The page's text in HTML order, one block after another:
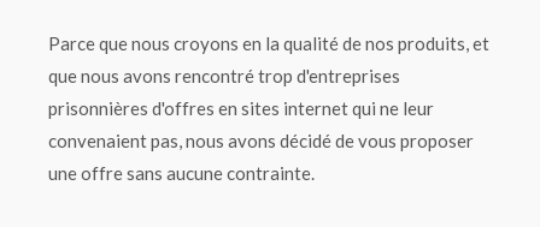
Parce que nous croyons en la qualité de nos produits, et
que nous avons rencontré trop d'entreprises
prisonnières d'offres en sites internet qui ne leur
convenaient pas, nous avons décidé de vous proposer
une offre sans aucune contrainte.